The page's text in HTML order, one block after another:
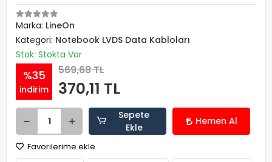
Marka: LineOn
Kategori: Notebook LVDS Data Kabloları
Stok: Stokta Var
%35
indirim
569,68 TL
370,11 TL
Sepete
Ekle
Hemen Al
Favorilerime ekle